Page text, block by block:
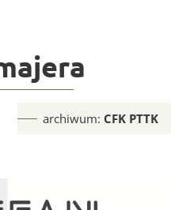
archiwum: CFK PTTK